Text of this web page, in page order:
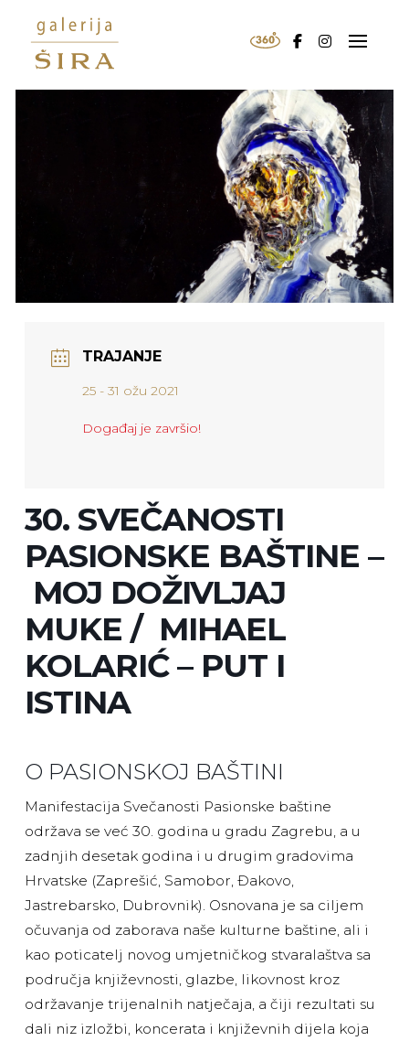
TRAJANJE
25 - 31 ožu 2021
Događaj je završio!
30. SVEČANOSTI
PASIONSKE BAŠTINE –
MOJ DOŽIVLJAJ
MUKE / MIHAEL
KOLARIĆ – PUT I
ISTINA
O PASIONSKOJ BAŠTINI
Manifestacija Svečanosti Pasionske baštine
održava se već 30. godina u gradu Zagrebu, a u
zadnjih desetak godina i u drugim gradovima
Hrvatske (Zaprešić, Samobor, Đakovo,
Jastrebarsko, Dubrovnik). Osnovana je sa ciljem
očuvanja od zaborava naše kulturne baštine, ali i
kao poticatelj novog umjetničkog stvaralaštva sa
područja književnosti, glazbe, likovnost kroz
održavanje trijenalnih natječaja, a čiji rezultati su
dali niz izložbi, koncerata i književnih dijela koja